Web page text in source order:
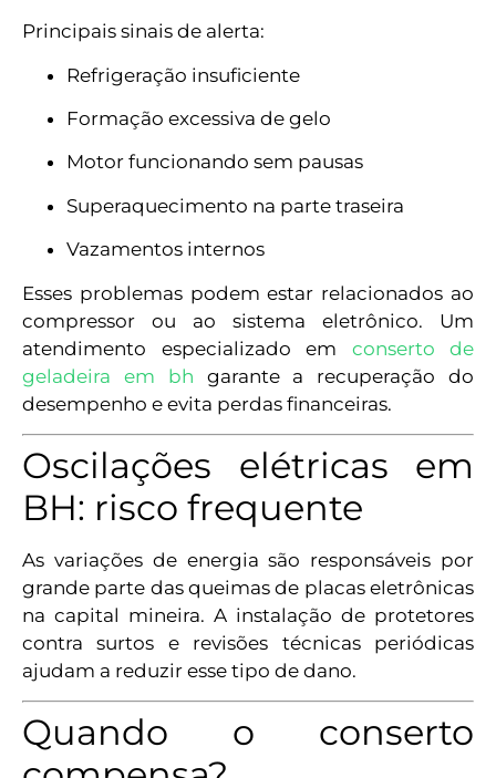
Principais sinais de alerta:
Refrigeração insuficiente
Formação excessiva de gelo
Motor funcionando sem pausas
Superaquecimento na parte traseira
Vazamentos internos
Esses problemas podem estar relacionados ao
compressor ou ao sistema eletrônico. Um
atendimento especializado em conserto de
geladeira em bh garante a recuperação do
desempenho e evita perdas financeiras.
Oscilações elétricas em
BH: risco frequente
As variações de energia são responsáveis por
grande parte das queimas de placas eletrônicas
na capital mineira. A instalação de protetores
contra surtos e revisões técnicas periódicas
ajudam a reduzir esse tipo de dano.
Quando o conserto